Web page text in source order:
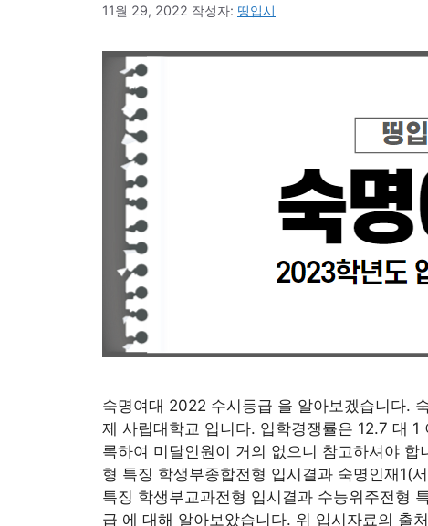
11월 29, 2022 작성자: 띵입시
숙명여대 2022 수시등급 을 알아보겠습니다.
제 사립대학교 입니다. 입학경쟁률은 12.7 대
록하여 미달인원이 거의 없으니 참고하셔야
형 특징 학생부종합전형 입시결과 숙명인재1(
특징 학생부교과전형 입시결과 수능위주전형
급 에 대해 알아보았습니다. 위 입시자료의 출